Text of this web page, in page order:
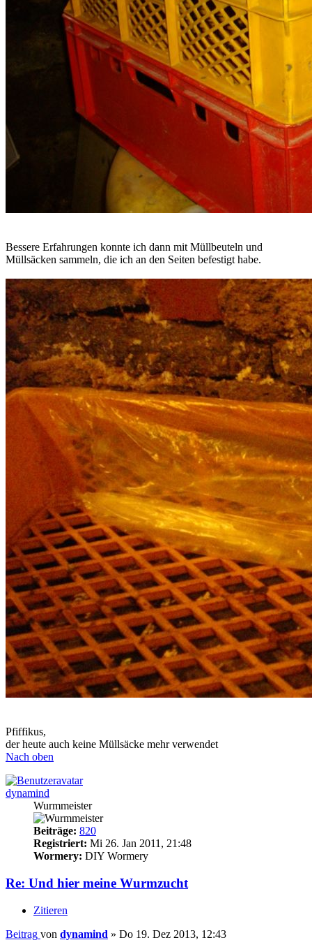
Bessere Erfahrungen konnte ich dann mit Müllbeuteln und
Müllsäcken sammeln, die ich an den Seiten befestigt habe.
Pfiffikus,
der heute auch keine Müllsäcke mehr verwendet
Nach oben
dynamind
Wurmmeister
Beiträge: 820
Registriert: Mi 26. Jan 2011, 21:48
Wormery: DIY Wormery
Re: Und hier meine Wurmzucht
Zitieren
Beitrag von dynamind » Do 19. Dez 2013, 12:43